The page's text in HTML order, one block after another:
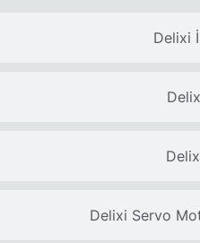
Delixi
Delixi Servo